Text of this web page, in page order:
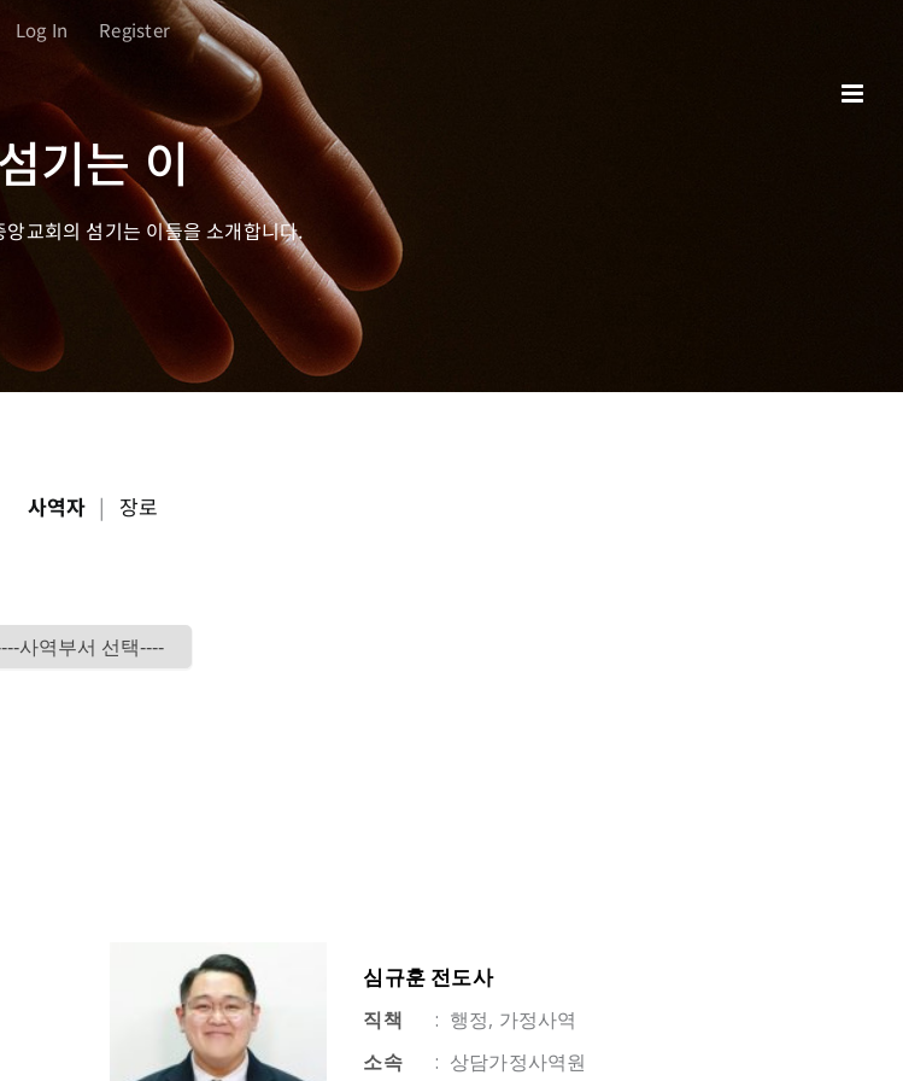
Log In Register
기는 이
앙교회의 섬기는 이들을 소개합니다.
사역자 | 장로
심규훈 전도사
직책 : 행정, 가정사역
소속
: 상담가정사역원